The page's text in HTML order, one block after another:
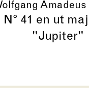
41 en ut
"Jupiter"